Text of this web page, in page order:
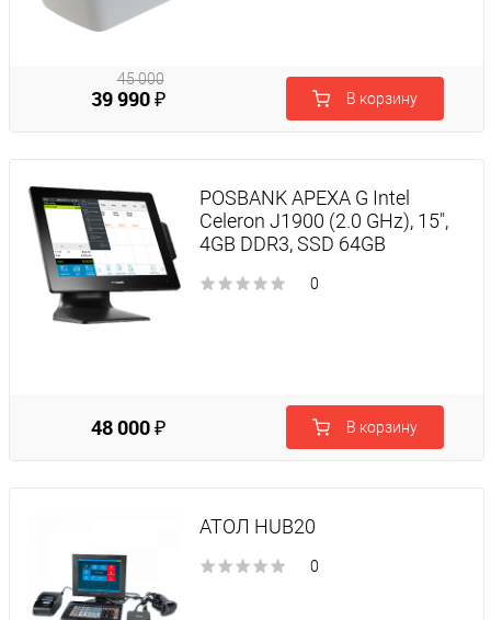
39 990 ₽
45 000
В корзину
POSBANK APEXA G Intel
Celeron J1900 (2.0 GHz), 15",
4GB DDR3, SSD 64GB
0
48 000 ₽ В корзину
АТОЛ HUB20
0